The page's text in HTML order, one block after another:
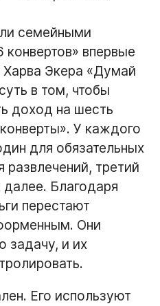
семейными
впервые
Харва Экера «Думай
в том, чтобы
доход на шесть
У каждого
для обязательных
развлечений, третий
далее. Благодаря
перестают
Они
задачу, и их
Его используют